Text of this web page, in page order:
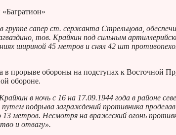
группе сапер ст. сержанта Стрельцова,
тов. Крайкин под сильным
шириной 45 метров и снял 42 шт
в прорыве обороны на подступах к Восточной
обороне.
в ночь с 16 на 17.09.1944 года в районе
подрыва заграждений противника проделав
13 метров. Несмотря на вражеский огонь
и отвагу».